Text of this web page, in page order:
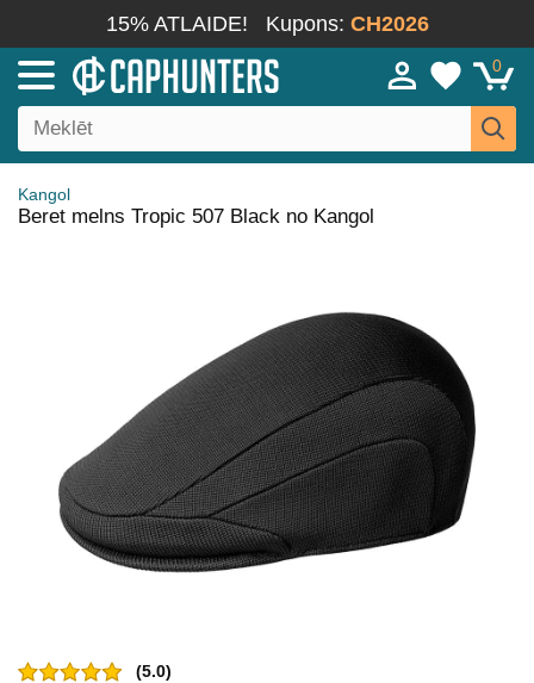
15% ATLAIDE! Kupons: CH2026
0
Kangol
Beret melns Tropic 507 Black no Kangol
(5.0)